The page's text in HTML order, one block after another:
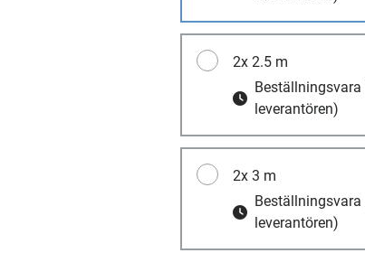
2x 2.5 m
Beställningsvara
leverantören)
2x 3 m
Beställningsvara
leverantören)